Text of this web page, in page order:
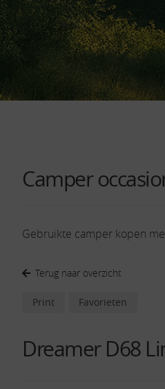
Camper
Gebruikte camper kopen
Terug naar overzicht
Print Favorieten
Dreamer D68